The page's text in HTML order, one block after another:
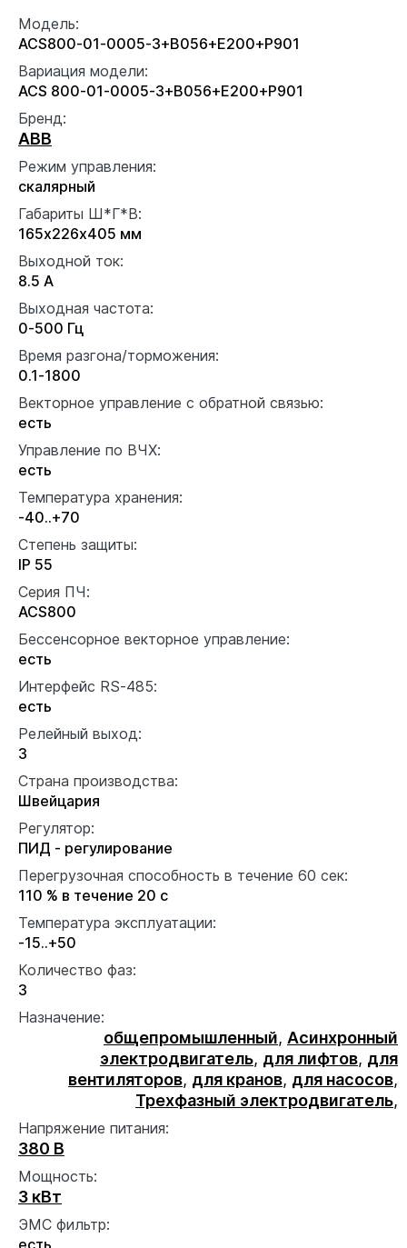
Модель:
ACS800-01-0005-3+B056+E200+P901
Вариация модели:
ACS 800-01-0005-3+B056+E200+P901
Бренд:
ABB
Режим управления:
скалярный
Габариты Ш*Г*В:
165x226x405 мм
Выходной ток:
8.5 А
Выходная частота:
0-500 Гц
Время разгона/торможения:
0.1-1800
Векторное управление с обратной связью:
есть
Управление по ВЧХ:
есть
Температура хранения:
-40..+70
Степень защиты:
IP 55
Серия ПЧ:
ACS800
Бессенсорное векторное управление:
есть
Интерфейс RS-485:
есть
Релейный выход:
3
Страна производства:
Швейцария
Регулятор:
ПИД - регулирование
Перегрузочная способность в течение 60 сек:
110 % в течение 20 с
Температура эксплуатации:
-15..+50
Количество фаз:
3
Назначение:
общепромышленный, Асинхронный
электродвигатель, для лифтов, для
вентиляторов, для кранов, для насосов,
Трехфазный электродвигатель,
Напряжение питания:
380 В
Мощность:
3 кВт
ЭМС фильтр:
есть